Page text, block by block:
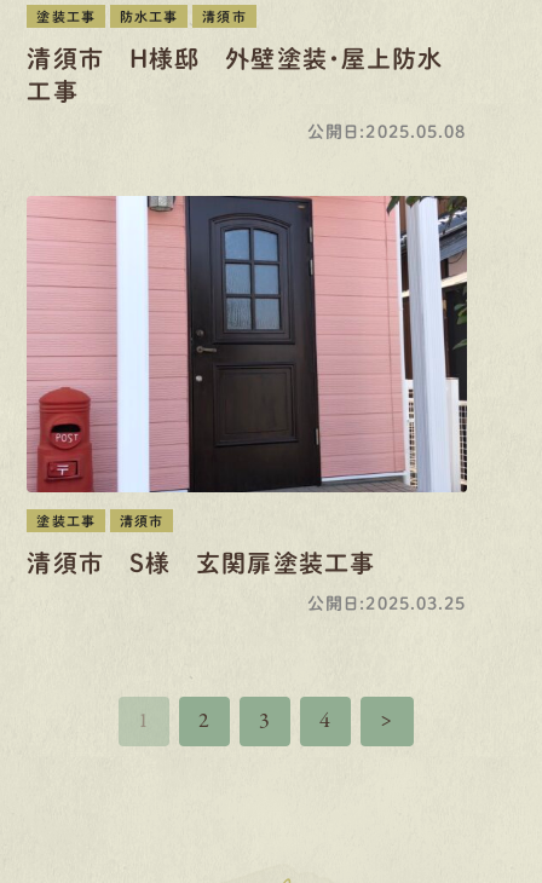
塗装工事 防水工事 清須市
清須市 H様邸 外壁塗装・屋上防水
工事
公開日:2025.05.08
塗装工事 清須市
清須市 S様 玄関扉塗装工事
公開日:2025.03.25
1 2 3 4 >